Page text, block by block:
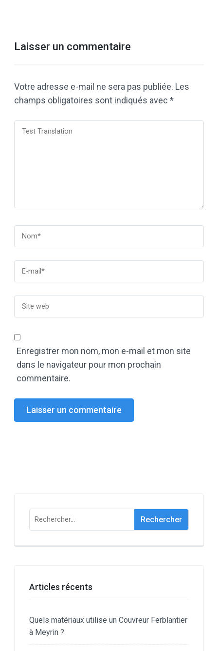
Laisser un commentaire
Votre adresse e-mail ne sera pas publiée. Les
champs obligatoires sont indiqués avec *
Enregistrer mon nom, mon e-mail et mon site
dans le navigateur pour mon prochain
commentaire.
Rechercher :
Articles récents
Quels matériaux utilise un Couvreur Ferblantier
à Meyrin ?